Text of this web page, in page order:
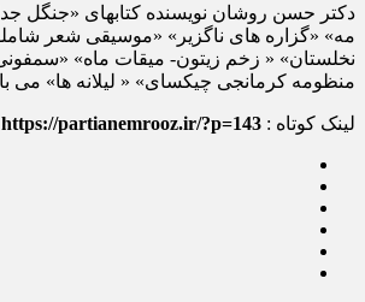
دکتر حسن روشان نویسنده کتابهای «جنگل
مه» «گزاره های ناگزیر» «موسیقی شعر
نخلستان» « زخم زیتون- میقات ماه»
منظومه کر مانجی چیکسای» « لیلانه ها» می
لینک کوتاه : https://partianemrooz.ir/?p=143